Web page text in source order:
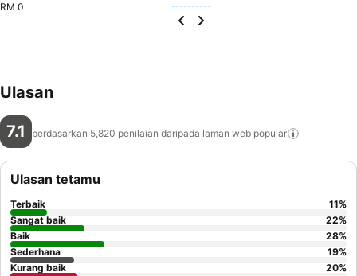
RM 0
Ulasan
7.1 berdasarkan 5,820 penilaian daripada laman web popular
Ulasan tetamu
Terbaik 11%
Sangat baik
22%
Baik
28%
Sederhana
19%
Kurang baik
20%